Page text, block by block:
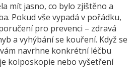
mít jasno, co bylo zjištěno a
Pokud vše vypadá v pořádku,
pro prevenci – zdravá
a vyhýbání se kouření. Když se
navrhne konkrétní léčbu
kolposkopie nebo vyšetření